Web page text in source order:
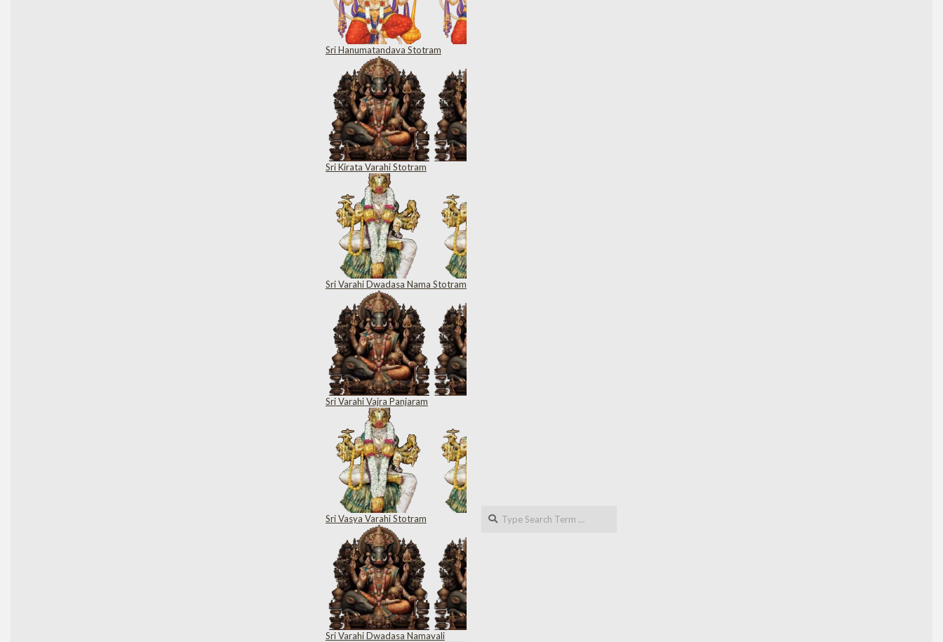
Sri Hanumatandava Stotram
Sri Kirata Varahi Stotram
Sri Varahi Dwadasa Nama Stotram
Sri Varahi Vajra Panjaram
Sri Vasya Varahi Stotram
Sri Varahi Dwadasa Namavali